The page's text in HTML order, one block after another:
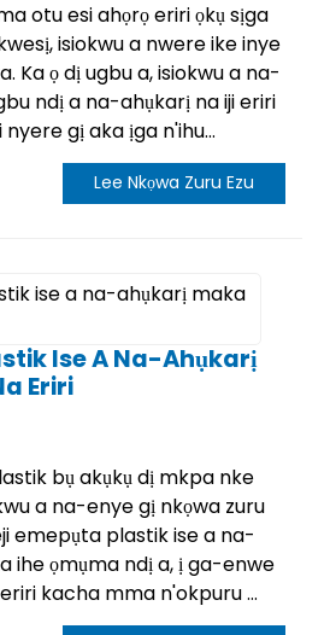
otu esi ahọrọ eriri ọkụ sịga
isiokwu a nwere ike inye
Ka ọ dị ugbu a, isiokwu a na-
ndị a na-ahụkarị na iji eriri
nyere gị aka ịga n'ihu...
Lee Nkọwa Zuru Ezu
Ise A Na-Ahụkarị
Eriri
bụ akụkụ dị mkpa nke
a na-enye gị nkọwa zuru
emepụta plastik ise a na-
ihe ọmụma ndị a, ị ga-enwe
kacha mma n'okpuru ...